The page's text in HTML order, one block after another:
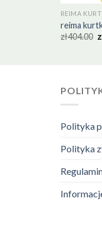
REIMA
reima
zł404.00
Polityka
Polityka